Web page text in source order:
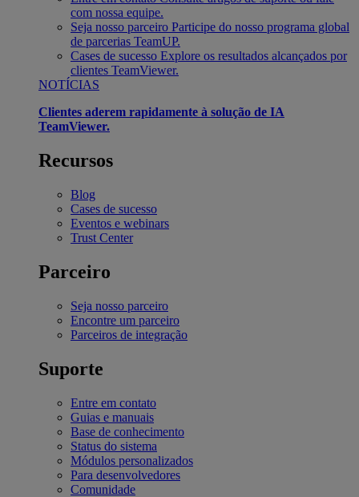
com nossa equipe.
Seja nosso parceiro Participe do nosso programa global
de parcerias TeamUP.
Cases de sucesso Explore os resultados alcançados por
clientes TeamViewer.
NOTÍCIAS
Clientes aderem rapidamente à solução de IA
TeamViewer.
Recursos
Blog
Cases de sucesso
Eventos e webinars
Trust Center
Parceiro
Seja nosso parceiro
Encontre um parceiro
Parceiros de integração
Suporte
Entre em contato
Guias e manuais
Base de conhecimento
Status do sistema
Módulos personalizados
Para desenvolvedores
Comunidade